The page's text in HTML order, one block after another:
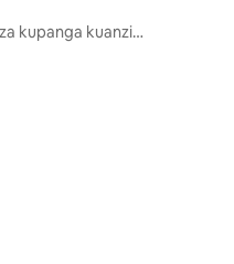
Nyumba za kupanga kuanzia mwezi mmoja